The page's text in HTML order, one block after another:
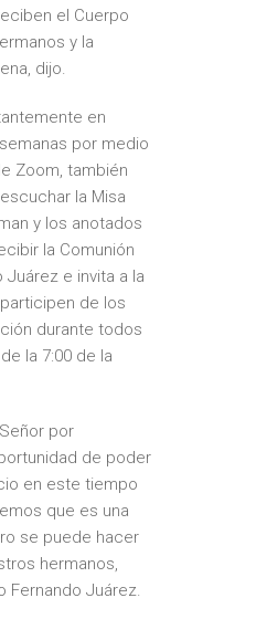
el Cuerpo
y la
dijo.
en
por medio
Zoom, también
la Misa
y los anotados
la Comunión
e invita a la
de los
durante todos
la 7:00 de la
por
de poder
en este tiempo
que es una
se puede hacer
hermanos,
Fernando Juárez.